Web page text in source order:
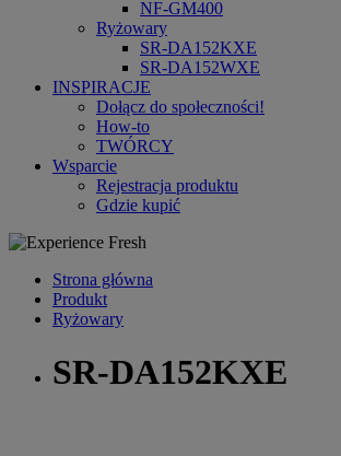
NF-GM400
Ryżowary
SR-DA152KXE
SR-DA152WXE
INSPIRACJE
Dołącz do społeczności!
How-to
TWÓRCY
Wsparcie
Rejestracja produktu
Gdzie kupić
Strona główna
Produkt
Ryżowary
SR-DA152KXE